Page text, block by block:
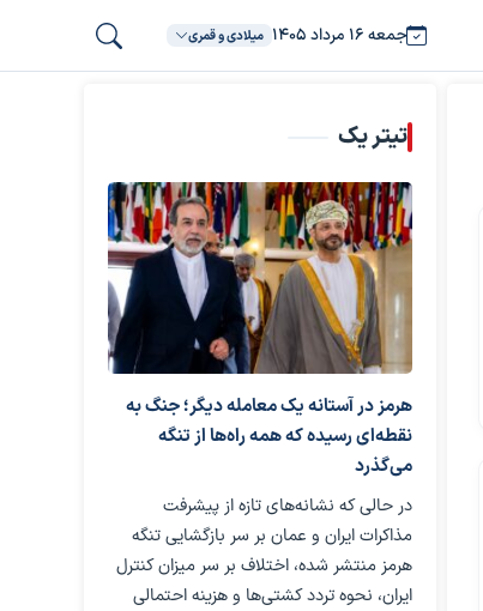
جمعه ۱۶ مرداد ۱۴۰۵ میلادی و قمری
تیتر یک
هرمز در آستانه یک معامله دیگر؛ جنگ به
نقطه‌ای رسیده که همه راه‌ها از تنگه
می‌گذرد
در حالی که نشانه‌های تازه از پیشرفت
مذاکرات ایران و عمان بر سر بازگشایی تنگه
هرمز منتشر شده، اختلاف بر سر میزان کنترل
ایران، نحوه تردد کشتی‌ها و هزینه احتمالی